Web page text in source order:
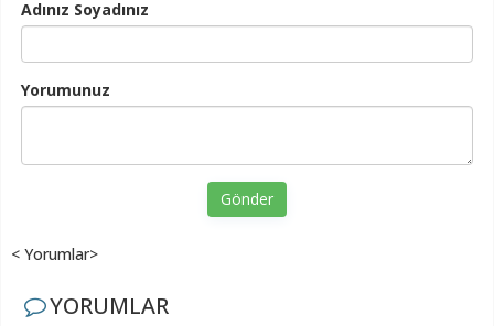
Adınız Soyadınız
Yorumunuz
Gönder
< Yorumlar>
YORUMLAR